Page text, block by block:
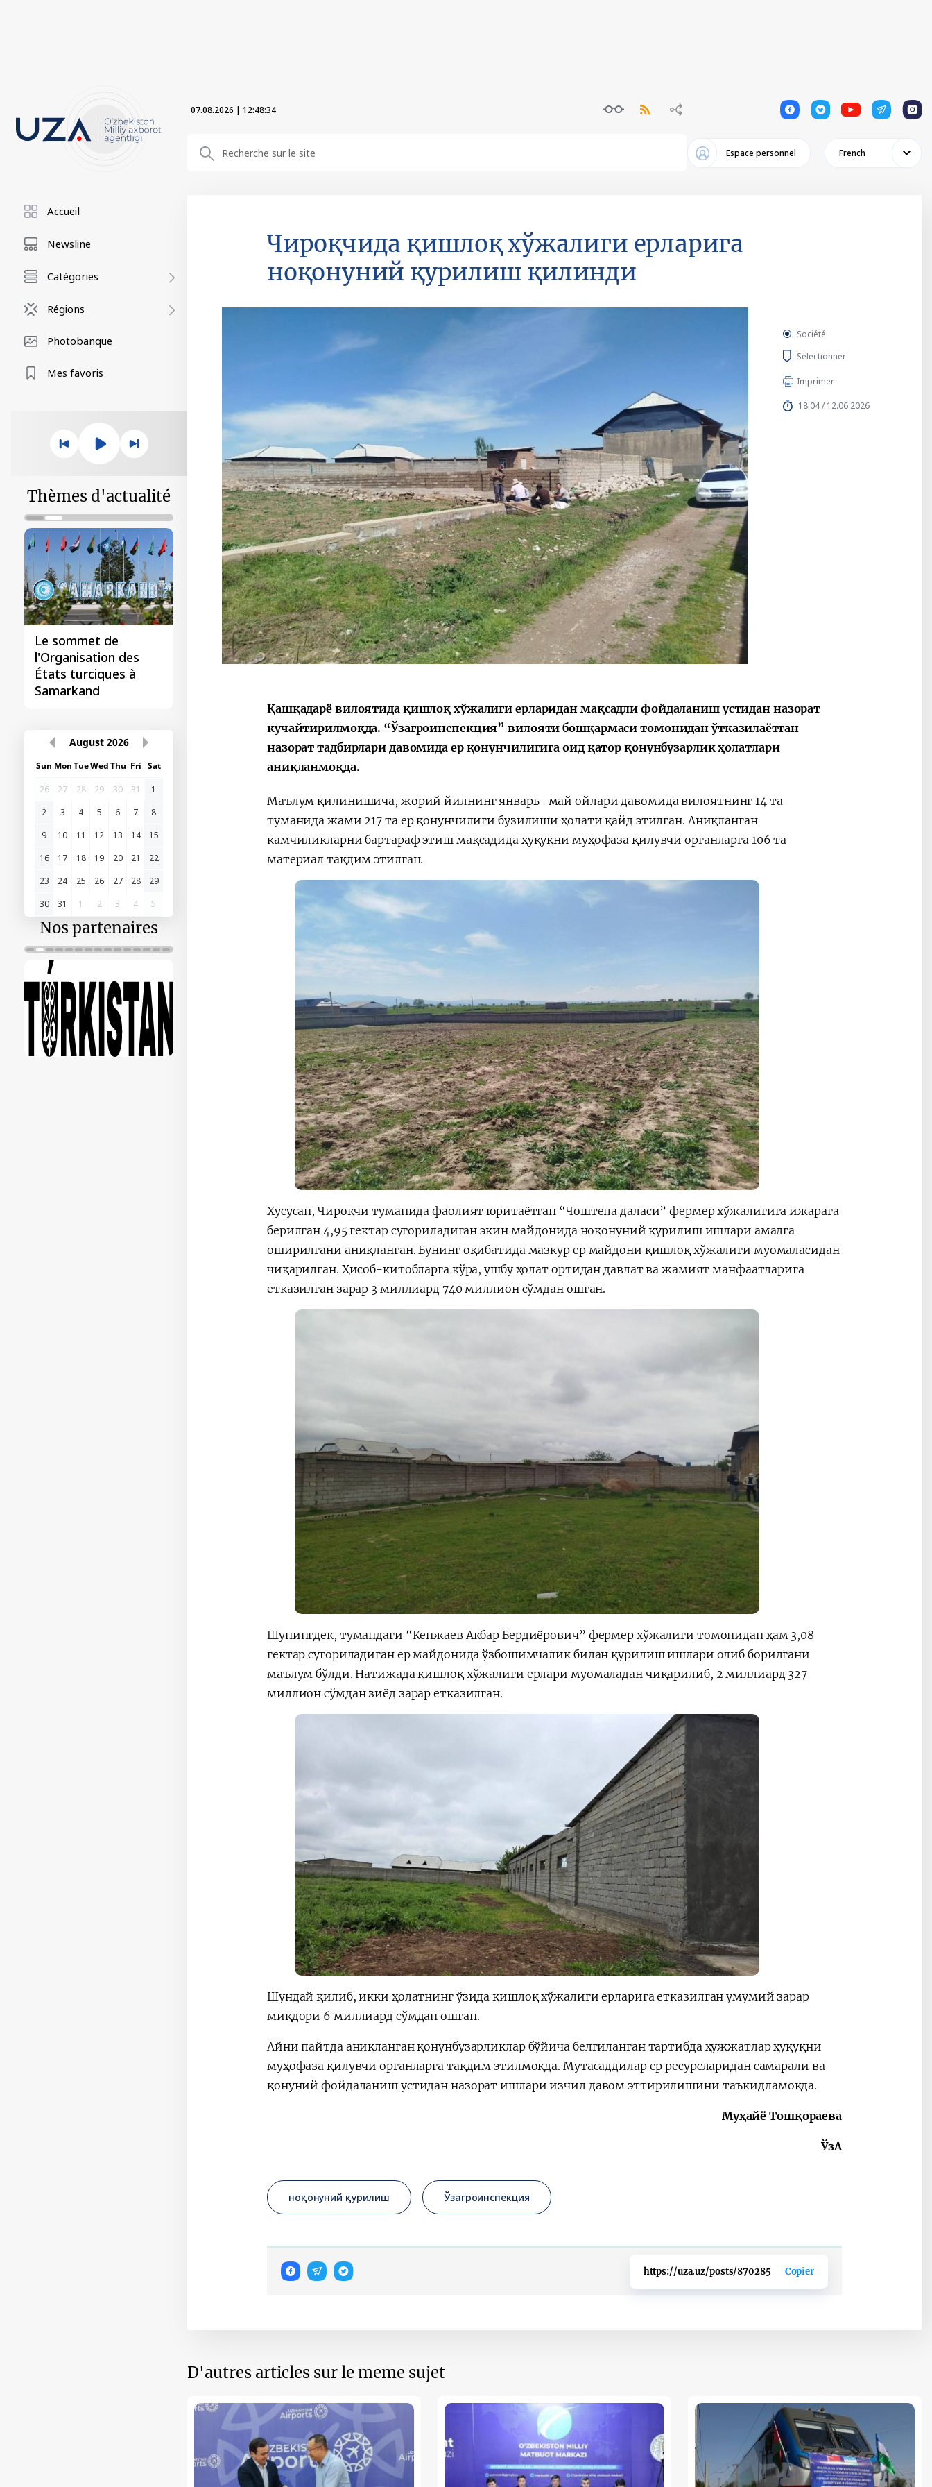
07.08.2026 | 12:48:35 1 1 1 1 1
Espace personnel French
Accueil
Newsline
Catégories
Régions
Photobanque
Mes favoris
Thèmes d'actualité
Le sommet de
l'Organisation des
États turciques à
Samarkand
August 2026
Sun MonTueWedThu Fri Sat
26
27 28 29 30 31
1
2
3 4 5 6 7
8
9
10 11 12 13 14
15
16
17 18 19 20 21
22
23
24 25 26 27 28
29
30
31 1 2 3 4 5
Nos partenaires
Чироқчида қишлоқ хўжалиги ерларига
ноқонуний қурилиш қилинди
Société
Sélectionner
Imprimer
18:04 / 12.06.2026
Қашқадарё вилоятида қишлоқ хўжалиги ерларидан мақсадли фойдаланиш устидан назорат
кучайтирилмоқда. “Ўзагроинспекция” вилояти бошқармаси томонидан ўтказилаётган
назорат тадбирлари давомида ер қонунчилигига оид қатор қонунбузарлик ҳолатлари
аниқланмоқда.
Маълум қилинишича, жорий йилнинг январь–май ойлари давомида вилоятнинг 14 та
туманида жами 217 та ер қонунчилиги бузилиши ҳолати қайд этилган. Аниқланган
камчиликларни бартараф этиш мақсадида ҳуқуқни муҳофаза қилувчи органларга 106 та
материал тақдим этилган.
Хусусан, Чироқчи туманида фаолият юритаётган “Чоштепа даласи” фермер хўжалигига ижарага
берилган 4,95 гектар суғориладиган экин майдонида ноқонуний қурилиш ишлари амалга
оширилгани аниқланган. Бунинг оқибатида мазкур ер майдони қишлоқ хўжалиги муомаласидан
чиқарилган. Ҳисоб-китобларга кўра, ушбу ҳолат ортидан давлат ва жамият манфаатларига
етказилган зарар 3 миллиард 740 миллион сўмдан ошган.
Шунингдек, тумандаги “Кенжаев Акбар Бердиёрович” фермер хўжалиги томонидан ҳам 3,08
гектар суғориладиган ер майдонида ўзбошимчалик билан қурилиш ишлари олиб борилгани
маълум бўлди. Натижада қишлоқ хўжалиги ерлари муомаладан чиқарилиб, 2 миллиард 327
миллион сўмдан зиёд зарар етказилган.
Шундай қилиб, икки ҳолатнинг ўзида қишлоқ хўжалиги ерларига етказилган умумий зарар
миқдори 6 миллиард сўмдан ошган.
Айни пайтда аниқланган қонунбузарликлар бўйича белгиланган тартибда ҳужжатлар ҳуқуқни
муҳофаза қилувчи органларга тақдим этилмоқда. Мутасаддилар ер ресурсларидан самарали ва
қонуний фойдаланиш устидан назорат ишлари изчил давом эттирилишини таъкидламоқда.
Муҳайё Тошқораева
ЎзА
ноқонуний қурилиш Ўзагроинспекция
https://uza.uz/posts/870285 Copier
D'autres articles sur le meme sujet